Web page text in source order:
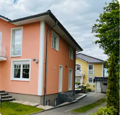
s oznakom „Odabrali gosti”